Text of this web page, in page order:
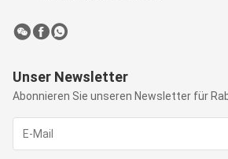
Unser Newsletter
Abonnieren Sie unseren Newsletter für